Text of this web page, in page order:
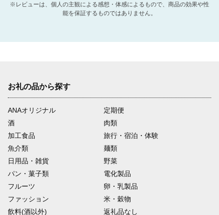
※レビューは、個人の主観による感想・体感によるもので、商品の効果や性
能を保証するものではありません。
お礼の品から探す
ANAオリジナル
定期便
酒
肉類
加工食品
旅行・宿泊・体験
魚介類
麺類
日用品・雑貨
野菜
パン・菓子類
電化製品
フルーツ
卵・乳製品
ファッション
米・穀物
飲料(酒以外)
返礼品なし